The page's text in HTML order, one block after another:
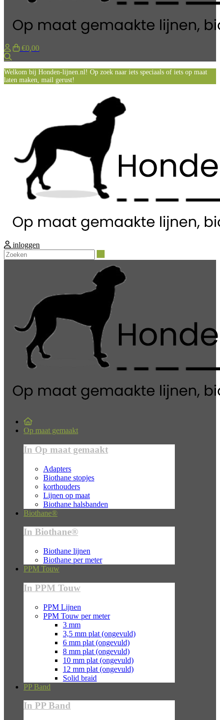
€0,00
Welkom bij Honden-lijnen.nl! Op zoek naar iets speciaals of iets op maat
laten maken, mail gerust!
inloggen
Op maat gemaakt
In Op maat gemaakt
Adapters
Biothane stopjes
korthouders
Lijnen op maat
Biothane halsbanden
Biothane®
In Biothane®
Biothane lijnen
Biothane per meter
PPM Touw
In PPM Touw
PPM Lijnen
PPM Touw per meter
3 mm
3,5 mm plat (ongevuld)
6 mm plat (ongevuld)
8 mm plat (ongevuld)
10 mm plat (ongevuld)
12 mm plat (ongevuld)
Solid braid
PP Band
In PP Band